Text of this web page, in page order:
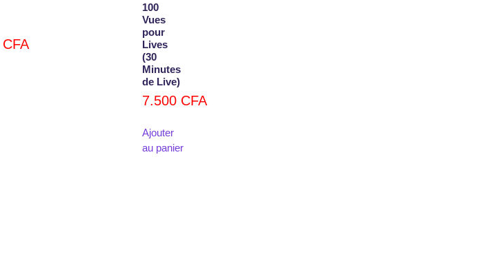
CFA
100
Vues
pour
Lives
(30
Minutes
de Live)
7.500 CFA
Ajouter
au panier